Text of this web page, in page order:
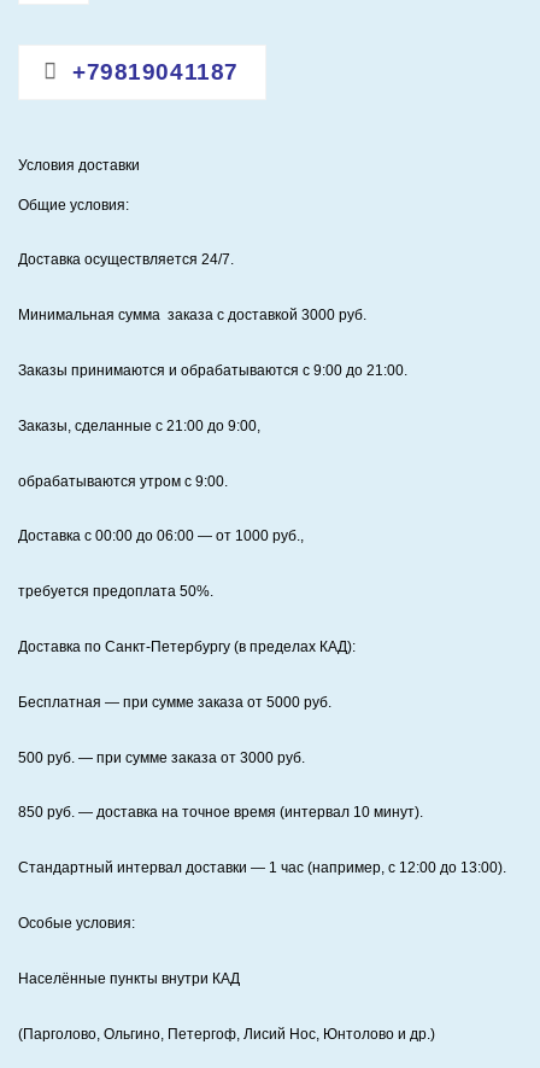
+79819041187
Условия доставки
Общие условия:
Доставка осуществляется 24/7.
Минимальная сумма заказа с доставкой 3000 руб.
Заказы принимаются и обрабатываются с 9:00 до 21:00.
Заказы, сделанные с 21:00 до 9:00,
обрабатываются утром с 9:00.
Доставка с 00:00 до 06:00 — от 1000 руб.,
требуется предоплата 50%.
Доставка по Санкт‑Петербургу (в пределах КАД):
Бесплатная — при сумме заказа от 5000 руб.
500 руб. — при сумме заказа от 3000 руб.
850 руб. — доставка на точное время (интервал 10 минут).
Стандартный интервал доставки — 1 час (например, с 12:00 до 13:00).
Особые условия:
Населённые пункты внутри КАД
(Парголово, Ольгино, Петергоф, Лисий Нос, Юнтолово и др.)